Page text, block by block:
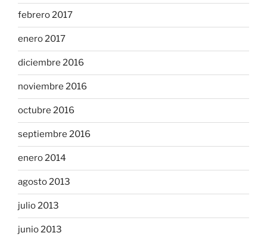
febrero 2017
enero 2017
diciembre 2016
noviembre 2016
octubre 2016
septiembre 2016
enero 2014
agosto 2013
julio 2013
junio 2013